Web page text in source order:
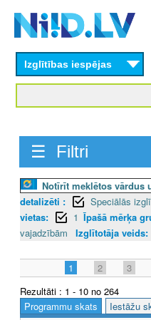
content
Izglītības iespējas
☰ Filtri
Notīrīt meklētos vārdus
detalizēti :
Speciālās
vietas:
1 Īpašā mērķa
vajadzībām
Izglītotāja veids:
1 2 3
Rezultāti : 1 - 10 no 264
Programmu skats
Iestāžu